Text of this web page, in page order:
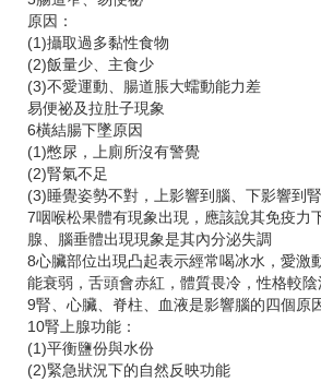
原因：
(1)攝取過多黏性食物
(2)飯量少、主食少
(3)不愛運動、腸道脹大蠕動能力差
易便祕及拉肚子現象
6橫結腸下墜原因
(1)憋尿，上廁所沒有警覺
(2)腎氣不足
(3)睡覺姿勢不對，上影響到腦、下影響到腎
7咽喉松果體有現象出現，應該說其免疫力
腺、腦垂體出現現象是其內分泌失調
8心臟部位出現凸起表示經常喝冰水，愛激
能衰弱，舌頭會赤紅，體質畏冷，性格較陰
9腎、心臟、脊柱、血液是影響腦的四個原
10腎上腺功能：
(1)平衡鹽份與水份
(2)緊急狀況下的自然反映功能